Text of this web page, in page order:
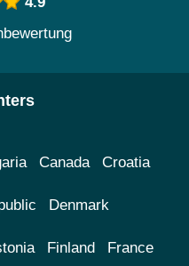
Canada Croatia
Denmark
Finland France